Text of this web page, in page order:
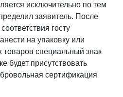
исключительно по тем
заявитель. После
госту
на упаковку или
специальный знак
будет присутствовать
сертификация